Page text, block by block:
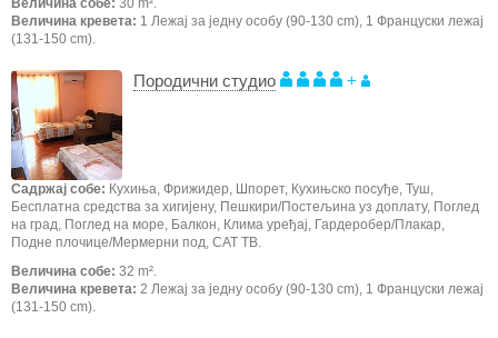
Величина собе: 30 m².
Величина кревета: 1 Лежај за једну особу (90-130 cm), 1 Француски лежај
(131-150 cm).
Породични студио +
Садржај собе: Кухиња, Фрижидер, Шпорет, Кухињско посуђе, Туш,
Бесплатна средства за хигијену, Пешкири/Постељина уз доплату, Поглед
на град, Поглед на море, Балкон, Клима уређај, Гардеробер/Плакар,
Подне плочице/Мермерни под, САТ ТВ.
Величина собе: 32 m².
Величина кревета: 2 Лежај за једну особу (90-130 cm), 1 Француски лежај
(131-150 cm).